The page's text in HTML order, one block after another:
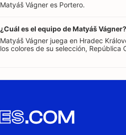
Matyáš Vágner es Portero.
¿Cuál es el equipo de Matyáš Vágner?
Matyáš Vágner juega en Hradec
los colores de su selección, República